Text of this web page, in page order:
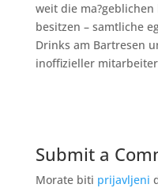
weit die ma?geblichen
besitzen – samtliche
Drinks am Bartresen
inoffizieller
Submit a
Morate biti prijavljeni